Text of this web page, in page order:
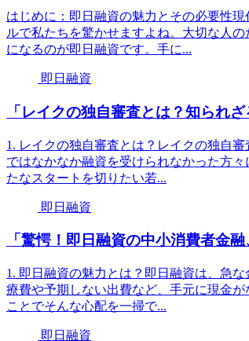
はじめに：即日融資の魅力とその必要性
ルで私たちを驚かせますよね。大切な人
になるのが即日融資です。手に...
即日融資
「レイクの独自審査とは？知られ
1. レイクの独自審査とは？レイクの独自
ではなかなか融資を受けられなかった方
たなスタートを切りたい若...
即日融資
「驚愕！即日融資の中小消費者金
1. 即日融資の魅力とは？即日融資は、急
療費や予期しない出費など、手元に現金
ことでそんな心配を一掃で...
即日融資